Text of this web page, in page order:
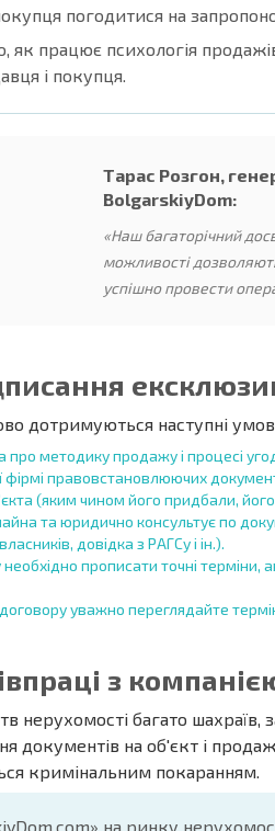
погодитися на
як працює психологія
і покупця.
Тарас Розгон,
BolgarskiyDom:
«Наш багаторічний
можливості
успішно провести
дотримуються наступні
про методику продажу і процесі
правовстановлюючих
(яким чином його придбали, його
та юридично консультує по
довідка з РАГСу і ін.).
прописати точні
уважно переглядайте
з
нерухомості багато
документів на об'єкт і
кримінальним покаранням.
на ринку